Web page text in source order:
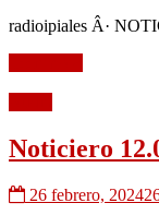
radioipiales Â·
Noticiero
26 febrero, 2024